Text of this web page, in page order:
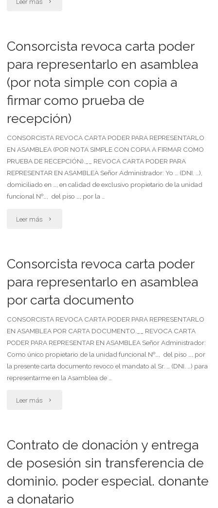
Leer más
carta
para
representar
en
asambleas
carta
documento"
Consorcista revoca carta poder
para representarlo en asamblea
(por nota simple con copia a
firmar como prueba de
recepción)
CONSORCISTA REVOCA CARTA PODER PARA REPRESENTARLO
EN ASAMBLEA (POR NOTA SIMPLE CON COPIA A FIRMAR COMO
PRUEBA DE RECEPCIÓN).__ REVOCA CARTA PODER PARA
REPRESENTAR EN ASAMBLEA Señor Administrador: Yo … (DNI. …),
domiciliado en …, en calidad de exclusivo propietario de la unidad
funcional Nº…, del piso …, por la …
Leer más "Consorcista
para
representarlo
en
asamblea
Consorcista revoca carta poder
para representarlo en asamblea
por carta documento
CONSORCISTA REVOCA CARTA PODER PARA REPRESENTARLO
EN ASAMBLEA POR CARTA DOCUMENTO.__ REVOCA CARTA
PODER PARA REPRESENTAR EN ASAMBLEA Señor Administrador:
Como único propietario de la unidad funcional Nº…, del piso …, por
la presente carta documento revoco el mandato al Sr. … (DNI. …) para
representarme en la Asamblea de …
Leer más "Consorcista
carta
para
representarlo
Contrato de donación y entrega
de posesión sin transferencia de
dominio. poder especial. donante
a donatario